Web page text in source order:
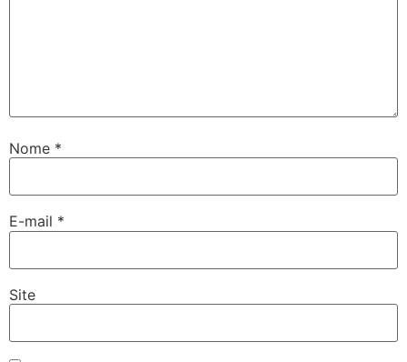
Nome *
E-mail *
Site